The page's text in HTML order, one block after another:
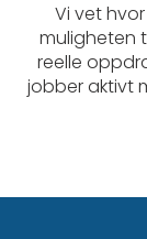
Vi vet
muligheten
reelle
jobber aktivt